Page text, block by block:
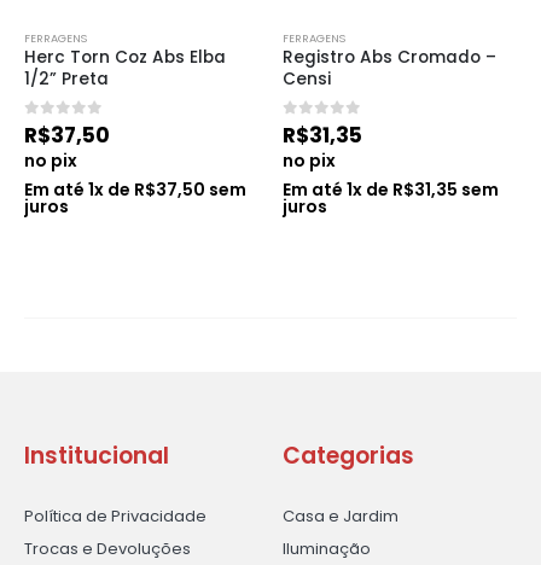
FERRAGENS
Herc Torn Coz Abs Elba
1/2” Preta
0de 5
R$37,50
no pix
Em até 1x de R$37,50 sem
juros
FERRAGENS
Registro Abs Cromado –
Censi
0de 5
R$31,35
no pix
Em até 1x de R$31,35 sem
juros
Institucional
Política de Privacidade
Trocas e Devoluções
Categorias
Casa e Jardim
Iluminação